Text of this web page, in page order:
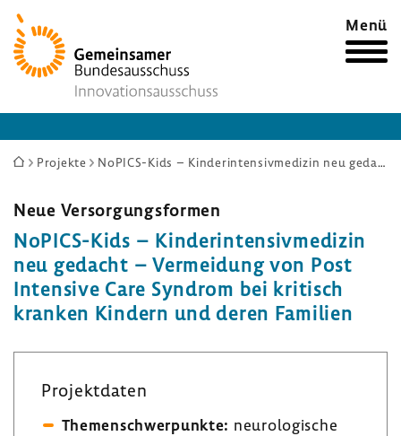
Zur
Startseite
Menü
Sie
hier:
Projekte NoPICS-Kids – Kinderintensivmedizin neu gedacht – Vermeidung von Post Intensive Care Syndrom bei kritisch kranken Kindern und deren Familien
Neue Versor­gungs­formen
NoPICS-​Kids – Kinder­in­ten­siv­me­dizin
neu gedacht – Vermei­dung von Post
Inten­sive Care Syndrom bei kritisch
kranken Kindern und deren Fami­lien
Projekt­daten
Themen­schwer­punkte: neuro­lo­gi­sche